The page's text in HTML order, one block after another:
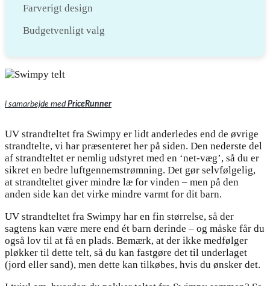
Farverigt design
Budgetvenligt valg
i samarbejde medPriceRunner
UV strandteltet fra Swimpy er lidt anderledes end de øvrige
strandtelte, vi har præsenteret her på siden. Den nederste del
af strandteltet er nemlig udstyret med en ‘net-væg’, så du er
sikret en bedre luftgennemstrømning. Det gør selvfølgelig,
at strandteltet giver mindre læ for vinden – men på den
anden side kan det virke mindre varmt for dit barn.
UV strandteltet fra Swimpy har en fin størrelse, så der
sagtens kan være mere end ét barn derinde – og måske får du
også lov til at få en plads. Bemærk, at der ikke medfølger
pløkker til dette telt, så du kan fastgøre det til underlaget
(jord eller sand), men dette kan tilkøbes, hvis du ønsker det.